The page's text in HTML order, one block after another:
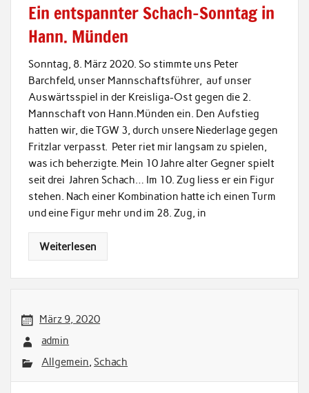
Ein entspannter Schach-Sonntag in
Hann. Münden
Sonntag, 8. März 2020. So stimmte uns Peter
Barchfeld, unser Mannschaftsführer, auf unser
Auswärtsspiel in der Kreisliga-Ost gegen die 2.
Mannschaft von Hann.Münden ein. Den Aufstieg
hatten wir, die TGW 3, durch unsere Niederlage gegen
Fritzlar verpasst. Peter riet mir langsam zu spielen,
was ich beherzigte. Mein 10 Jahre alter Gegner spielt
seit drei Jahren Schach… Im 10. Zug liess er ein Figur
stehen. Nach einer Kombination hatte ich einen Turm
und eine Figur mehr und im 28. Zug, in
Weiterlesen
März 9, 2020
admin
Allgemein,Schach